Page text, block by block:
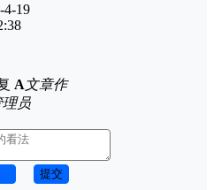
4-19
A文章作
理员
提交